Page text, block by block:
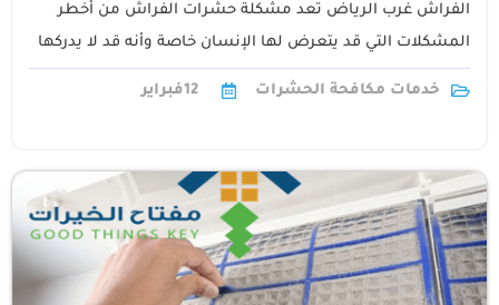
الفراش غرب الرياض تعد مشكلة حشرات الفراش من أخطر
المشكلات التي قد يتعرض لها الإنسان خاصة وأنه قد لا يدركها
إلا1
خدمات مكافحة الحشرات
12فبراير